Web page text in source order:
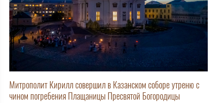
Митрополит Кирилл совершил в Казанском соборе утреню с
чином погребения Плащаницы Пресвятой Богородицы